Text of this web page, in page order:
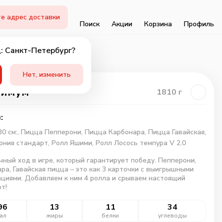
адрес доставки
Санкт-Петербург?
Нет, изменить
Поиск Акции Корзина Профиль
1810 г
см:, Пицца Пепперони, Пицца Карбонара, Пицца Гавайская,
стандарт, Ролл Яшими, Ролл Лосось темпура V 2.0
ход в игре, который гарантирует победу. Пепперони,
Гавайская пицца – это как 3 карточки с выигрышными
Добавляем к ним 4 ролла и срываем настоящий
13
жиры
11
белки
34
углеводы